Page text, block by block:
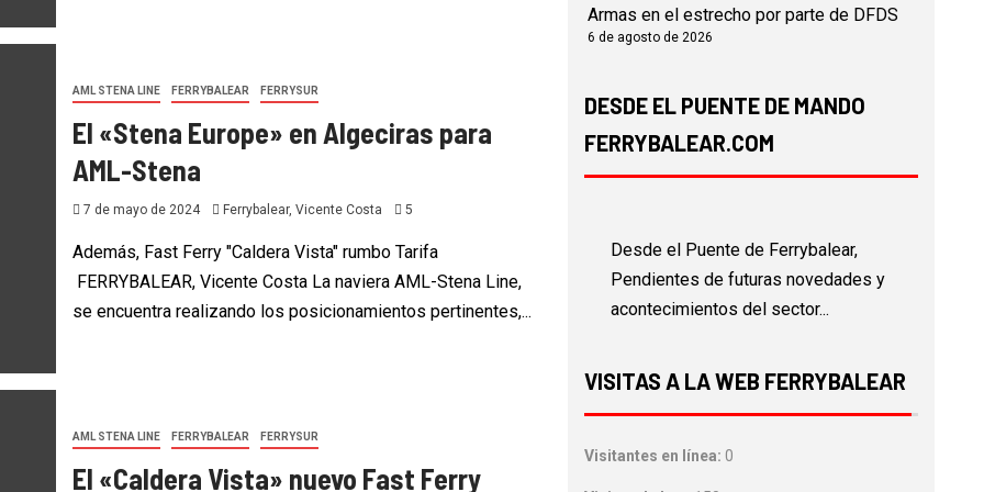
AML STENA LINE FERRYBALEAR FERRYSUR
El «Stena Europe» en Algeciras para
AML-Stena
7 de mayo de 2024 Ferrybalear, Vicente Costa 5
Además, Fast Ferry "Caldera Vista" rumbo Tarifa
FERRYBALEAR, Vicente Costa La naviera AML-Stena Line,
se encuentra realizando los posicionamientos pertinentes,...
AML STENA LINE FERRYBALEAR FERRYSUR
El «Caldera Vista» nuevo Fast Ferry
Armas en el estrecho por parte de DFDS
6 de agosto de 2026
DESDE EL PUENTE DE MANDO
FERRYBALEAR.COM
Desde el Puente de Ferrybalear,
Pendientes de futuras novedades y
acontecimientos del sector...
VISITAS A LA WEB FERRYBALEAR
Visitantes en línea: 0